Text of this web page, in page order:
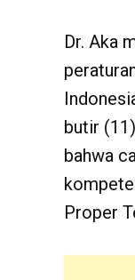
Dr. Aka
butir
bahwa
Proper